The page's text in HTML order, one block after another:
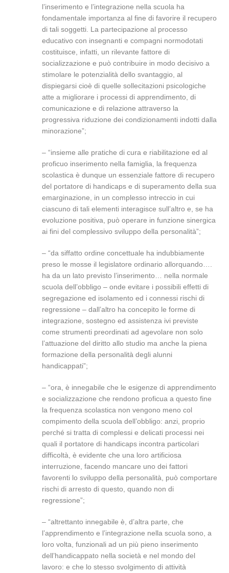
l’inserimento e l’integrazione nella scuola ha
fondamentale importanza al fine di favorire il recupero
di tali soggetti. La partecipazione al processo
educativo con insegnanti e compagni normodotati
costituisce, infatti, un rilevante fattore di
socializzazione e può contribuire in modo decisivo a
stimolare le potenzialità dello svantaggio, al
dispiegarsi cioè di quelle sollecitazioni psicologiche
atte a migliorare i processi di apprendimento, di
comunicazione e di relazione attraverso la
progressiva riduzione dei condizionamenti indotti dalla
minorazione”;
– “insieme alle pratiche di cura e riabilitazione ed al
proficuo inserimento nella famiglia, la frequenza
scolastica è dunque un essenziale fattore di recupero
del portatore di handicaps e di superamento della sua
emarginazione, in un complesso intreccio in cui
ciascuno di tali elementi interagisce sull’altro e, se ha
evoluzione positiva, può operare in funzione sinergica
ai fini del complessivo sviluppo della personalità”;
– “da siffatto ordine concettuale ha indubbiamente
preso le mosse il legislatore ordinario allorquando….
ha da un lato previsto l’inserimento… nella normale
scuola dell’obbligo – onde evitare i possibili effetti di
segregazione ed isolamento ed i connessi rischi di
regressione – dall’altro ha concepito le forme di
integrazione, sostegno ed assistenza ivi previste
come strumenti preordinati ad agevolare non solo
l’attuazione del diritto allo studio ma anche la piena
formazione della personalità degli alunni
handicappati”;
– “ora, è innegabile che le esigenze di apprendimento
e socializzazione che rendono proficua a questo fine
la frequenza scolastica non vengono meno col
compimento della scuola dell’obbligo: anzi, proprio
perché si tratta di complessi e delicati processi nei
quali il portatore di handicaps incontra particolari
difficoltà, è evidente che una loro artificiosa
interruzione, facendo mancare uno dei fattori
favorenti lo sviluppo della personalità, può comportare
rischi di arresto di questo, quando non di
regressione”;
– “altrettanto innegabile è, d’altra parte, che
l’apprendimento e l’integrazione nella scuola sono, a
loro volta, funzionali ad un più pieno inserimento
dell’handicappato nella società e nel mondo del
lavoro: e che lo stesso svolgimento di attività